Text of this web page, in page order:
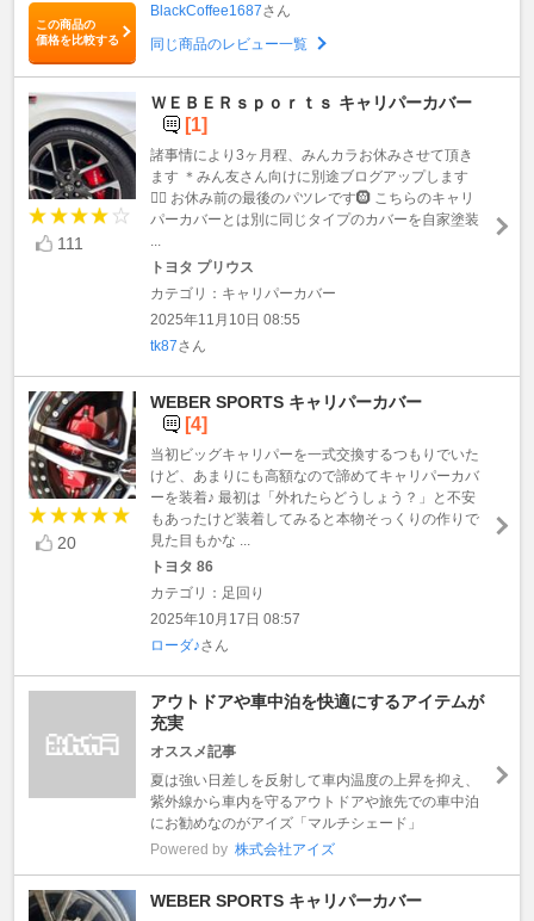
この商品の
価格を比較する
BlackCoffee1687さん
同じ商品のレビュー一覧
111
ＷＥＢＥＲｓｐｏｒｔｓ キャリパーカバー
[1]
諸事情により3ヶ月程、みんカラお休みさせて頂き
ます ＊みん友さん向けに別途ブログアップします
🙇‍♂️ お休み前の最後のパツレです🛞 こちらのキャリ
パーカバーとは別に同じタイプのカバーを自家塗装
トヨタ プリウス
カテゴリ：キャリパーカバー
2025年11月10日 08:55
tk87さん
20
WEBER SPORTS キャリパーカバー
[4]
当初ビッグキャリパーを一式交換するつもりでいた
けど、あまりにも高額なので諦めてキャリパーカバ
ーを装着♪ 最初は「外れたらどうしょう？」と不安
もあったけど装着してみると本物そっくりの作りで
見た目もかな ...
トヨタ 86
カテゴリ：足回り
2025年10月17日 08:57
ローダ♪さん
アウトドアや車中泊を快適にするアイテムが
充実
オススメ記事
夏は強い日差しを反射して車内温度の上昇を抑え、
紫外線から車内を守るアウトドアや旅先での車中泊
にお勧めなのがアイズ「マルチシェード」
Powered by 株式会社アイズ
WEBER SPORTS キャリパーカバー